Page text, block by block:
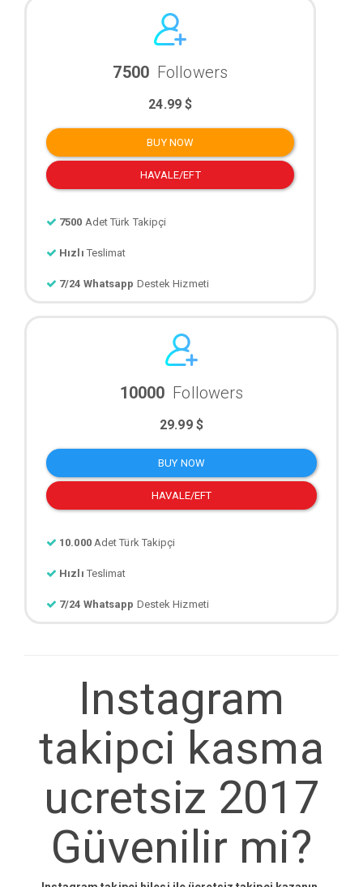
7500 Followers
24.99 $
BUY NOW
HAVALE/EFT
7500 Adet Türk Takipçi
Hızlı Teslimat
7/24 Whatsapp Destek Hizmeti
10000 Followers
29.99 $
BUY NOW
HAVALE/EFT
10.000 Adet Türk Takipçi
Hızlı Teslimat
7/24 Whatsapp Destek Hizmeti
Instagram
takipci kasma
ucretsiz 2017
Güvenilir mi?